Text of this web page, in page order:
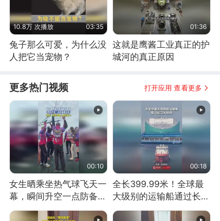
10.8万 次播放 03:35
兔子那么可爱，为什么没
人把它当宠物？
01:36
这就是鹰酱工业真正的护
城河的真正原因
更多热门视频 打开应用 查看更多
00:10
女生晒乘坐热气球飞天一
幕，瞬间升空一点防备都
没有
00:18
全长399.99米！全球最
大级别的运输船通过长江
大桥这一幕，太震撼了！